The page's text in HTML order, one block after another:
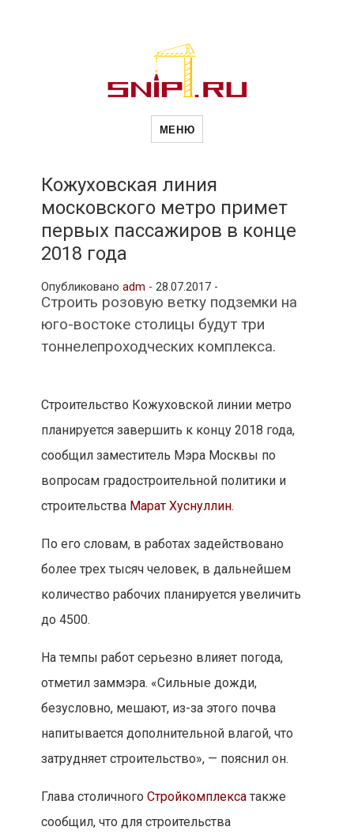
Новости
и
МЕНЮ
Кожуховская линия
московского метро примет
первых пассажиров в конце
2018 года
Опубликовано adm - 28.07.2017 -
Строить розовую ветку подземки на
юго-востоке столицы будут три
тоннелепроходческих комплекса.
Строительство Кожуховской линии метро
планируется завершить к концу 2018 года,
сообщил заместитель Мэра Москвы по
вопросам градостроительной политики и
строительства Марат Хуснуллин.
По его словам, в работах задействовано
более трех тысяч человек, в дальнейшем
количество рабочих планируется увеличить
до 4500.
На темпы работ серьезно влияет погода,
отметил заммэра. «Сильные дожди,
безусловно, мешают, из-за этого почва
напитывается дополнительной влагой, что
затрудняет строительство», — пояснил он.
Глава столичного Стройкомплексатакже
сообщил, что для строительства